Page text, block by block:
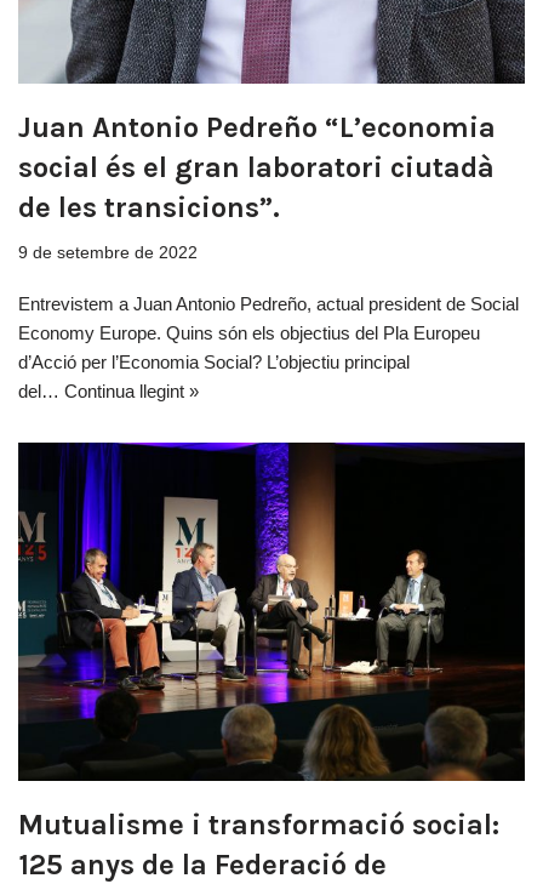
Juan Antonio Pedreño “L’economia
social és el gran laboratori ciutadà
de les transicions”.
9 de setembre de 2022
Entrevistem a Juan Antonio Pedreño, actual president de Social
Economy Europe. Quins són els objectius del Pla Europeu
d’Acció per l’Economia Social? L’objectiu principal
del… Continua llegint »
Mutualisme i transformació social:
125 anys de la Federació de